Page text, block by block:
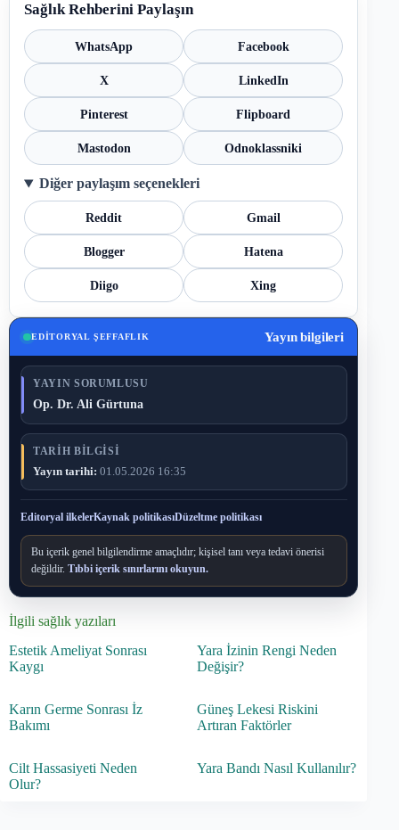
Sağlık Rehberini Paylaşın
WhatsApp Facebook
X LinkedIn
Pinterest Flipboard
Mastodon Odnoklassniki
Diğer paylaşım seçenekleri
Reddit Gmail
Blogger Hatena
Diigo Xing
EDITORYAL ŞEFFAFLIK Yayın bilgileri
YAYIN SORUMLUSU
Op. Dr. Ali Gürtuna
TARIH BILGISI
Yayın tarihi: 01.05.2026 16:35
Editoryal ilkelerKaynak politikasıDüzeltme politikası
Bu içerik genel bilgilendirme amaçlıdır; kişisel tanı veya tedavi önerisi
değildir. Tıbbi içerik sınırlarını okuyun.
İlgili sağlık yazıları
Estetik Ameliyat Sonrası
Kaygı
Yara İzinin Rengi Neden
Değişir?
Karın Germe Sonrası İz
Bakımı
Güneş Lekesi Riskini
Artıran Faktörler
Cilt Hassasiyeti Neden
Olur?
Yara Bandı Nasıl Kullanılır?